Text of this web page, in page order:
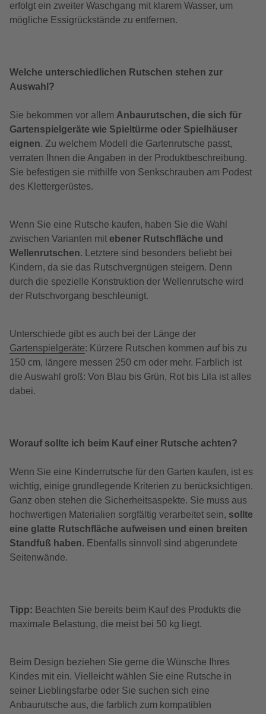
erfolgt ein zweiter Waschgang mit klarem Wasser, um
mögliche Essigrückstände zu entfernen.
Welche unterschiedlichen Rutschen stehen zur
Auswahl?
Sie bekommen vor allem Anbaurutschen, die sich für
Gartenspielgeräte wie Spieltürme oder Spielhäuser
eignen. Zu welchem Modell die Gartenrutsche passt,
verraten Ihnen die Angaben in der Produktbeschreibung.
Sie befestigen sie mithilfe von Senkschrauben am Podest
des Klettergerüstes.
Wenn Sie eine Rutsche kaufen, haben Sie die Wahl
zwischen Varianten mit ebener Rutschfläche und
Wellenrutschen. Letztere sind besonders beliebt bei
Kindern, da sie das Rutschvergnügen steigern. Denn
durch die spezielle Konstruktion der Wellenrutsche wird
der Rutschvorgang beschleunigt.
Unterschiede gibt es auch bei der Länge der
Gartenspielgeräte: Kürzere Rutschen kommen auf bis zu
150 cm, längere messen 250 cm oder mehr. Farblich ist
die Auswahl groß: Von Blau bis Grün, Rot bis Lila ist alles
dabei.
Worauf sollte ich beim Kauf einer Rutsche achten?
Wenn Sie eine Kinderrutsche für den Garten kaufen, ist es
wichtig, einige grundlegende Kriterien zu berücksichtigen.
Ganz oben stehen die Sicherheitsaspekte. Sie muss aus
hochwertigen Materialien sorgfältig verarbeitet sein, sollte
eine glatte Rutschfläche aufweisen und einen breiten
Standfuß haben. Ebenfalls sinnvoll sind abgerundete
Seitenwände.
Tipp: Beachten Sie bereits beim Kauf des Produkts die
maximale Belastung, die meist bei 50 kg liegt.
Beim Design beziehen Sie gerne die Wünsche Ihres
Kindes mit ein. Vielleicht wählen Sie eine Rutsche in
seiner Lieblingsfarbe oder Sie suchen sich eine
Anbaurutsche aus, die farblich zum kompatiblen